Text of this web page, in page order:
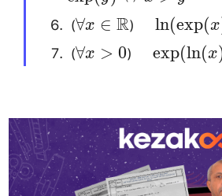
\mathbb{R}^2
x>y
(\forall x \in
\mathbb{R}
∀x ∈ R)
\quad
ln(exp(x
(\forall
∀x > 0)
\quad
exp(ln(x